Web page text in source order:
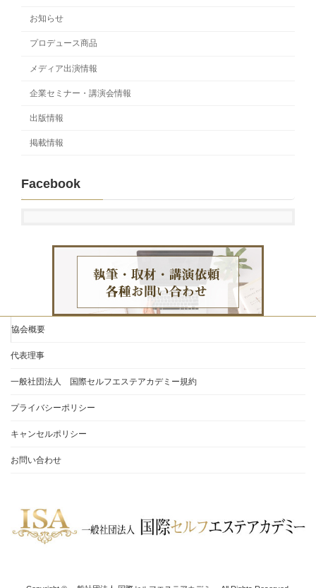
お知らせ
プロデュース商品
メディア出演情報
企業セミナー・講演会情報
出版情報
掲載情報
Facebook
協会概要
代表理事
一般社団法人 国際セルフエステアカデミー規約
プライバシーポリシー
キャンセルポリシー
お問い合わせ